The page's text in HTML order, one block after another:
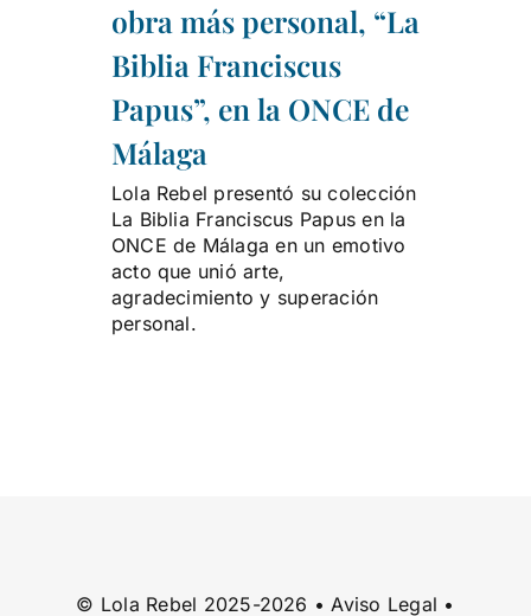
obra más personal, “La
Biblia Franciscus
Papus”, en la ONCE de
Málaga
Lola Rebel presentó su colección
La Biblia Franciscus Papus en la
ONCE de Málaga en un emotivo
acto que unió arte,
agradecimiento y superación
personal.
© Lola Rebel 2025-2026 •Aviso Legal •